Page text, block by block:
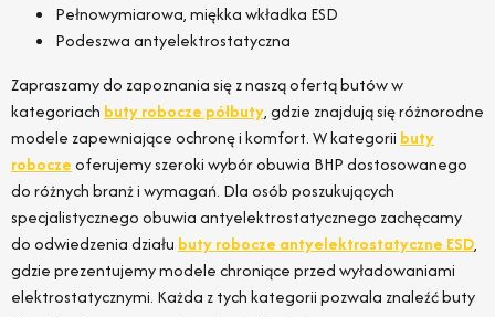
Pełnowymiarowa, miękka wkładka ESD
Podeszwa antyelektrostatyczna
Zapraszamy do zapoznania się z naszą ofertą butów w
kategoriach buty robocze półbuty, gdzie znajdują się różnorodne
modele zapewniające ochronę i komfort. W kategorii buty
roboczeoferujemy szeroki wybór obuwia BHP dostosowanego
do różnych branż i wymagań. Dla osób poszukujących
specjalistycznego obuwia antyelektrostatycznego zachęcamy
do odwiedzenia działu buty robocze antyelektrostatyczne ESD,
gdzie prezentujemy modele chroniące przed wyładowaniami
elektrostatycznymi. Każda z tych kategorii pozwala znaleźć buty